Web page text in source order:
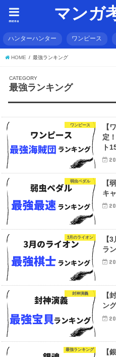
マンガ
menu
ハンターハンター ワンピース
HOME 最強ランキング
最強ランキング
ワンピース
【
定
ト
弱虫ペダル
【
キ
3月のライオン
【
ラ
封神演義
【
ン
最強ランキング
【